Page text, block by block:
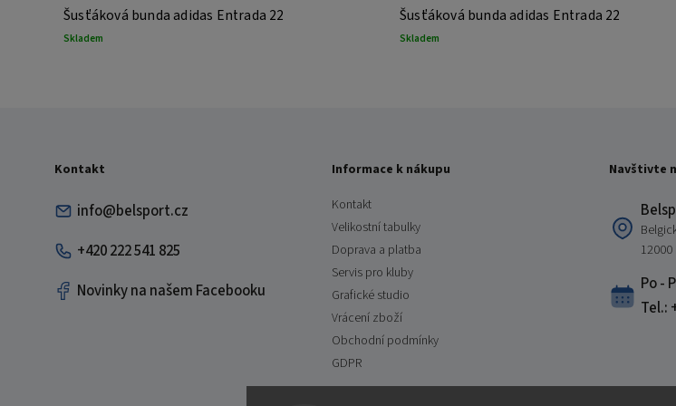
Šusťáková bunda adidas Entrada 22
Skladem
Šusťáková bunda adidas Entrada 22
Skladem
Kontakt
info@belsport.cz
+420 222 541 825
Novinky na našem Facebooku
Informace k nákupu
Kontakt
Velikostní tabulky
Doprava a platba
Servis pro kluby
Grafické studio
Vrácení zboží
Obchodní podmínky
GDPR
Navštivte
12000
Po -
Tel.: